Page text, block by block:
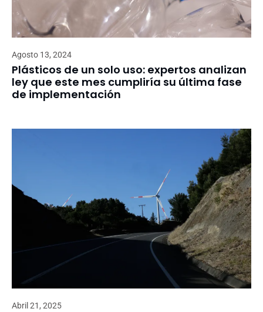
Agosto 13, 2024
Plásticos de un solo uso: expertos analizan
ley que este mes cumpliría su última fase
de implementación
Abril 21, 2025